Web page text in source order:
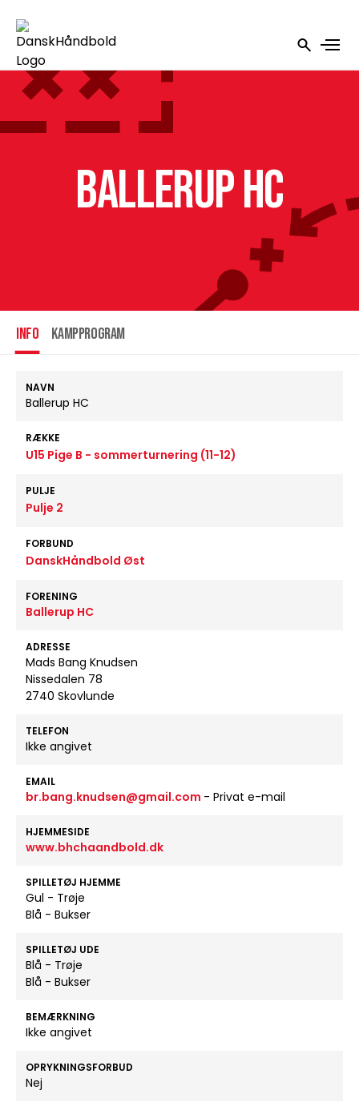
Ballerup HC
INFO Kampprogram
NAVN
Ballerup HC
RÆKKE
U15 Pige B - sommerturnering (11-12)
PULJE
Pulje 2
FORBUND
DanskHåndbold Øst
FORENING
Ballerup HC
ADRESSE
Mads Bang Knudsen
Nissedalen 78
2740 Skovlunde
TELEFON
Ikke angivet
EMAIL
br.bang.knudsen@gmail.com - Privat e-mail
HJEMMESIDE
www.bhchaandbold.dk
SPILLETØJ HJEMME
Gul - Trøje
Blå - Bukser
SPILLETØJ UDE
Blå - Trøje
Blå - Bukser
BEMÆRKNING
Ikke angivet
OPRYKNINGSFORBUD
Nej